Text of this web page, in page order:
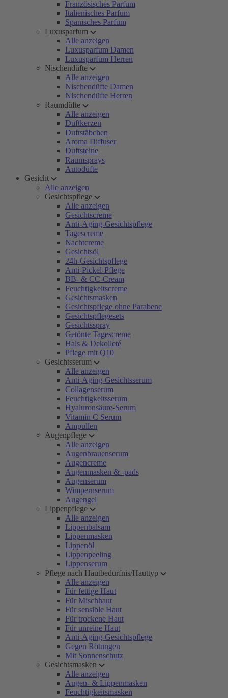
Französisches Parfum
Italienisches Parfum
Spanisches Parfum
Luxusparfum
Alle anzeigen
Luxusparfum Damen
Luxusparfum Herren
Nischendüfte
Alle anzeigen
Nischendüfte Damen
Nischendüfte Herren
Raumdüfte
Alle anzeigen
Duftkerzen
Duftstäbchen
Aroma Diffuser
Duftsteine
Raumsprays
Autodüfte
Gesicht
Alle anzeigen
Gesichtspflege
Alle anzeigen
Gesichtscreme
Anti-Aging-Gesichtspflege
Tagescreme
Nachtcreme
Gesichtsöl
24h-Gesichtspflege
Anti-Pickel-Pflege
BB- & CC-Cream
Feuchtigkeitscreme
Gesichtsmasken
Gesichtspflege ohne Parabene
Gesichtspflegesets
Gesichtsspray
Getönte Tagescreme
Hals & Dekolleté
Pflege mit Q10
Gesichtsserum
Alle anzeigen
Anti-Aging-Gesichtsserum
Collagenserum
Feuchtigkeitsserum
Hyaluronsäure-Serum
Vitamin C Serum
Ampullen
Augenpflege
Alle anzeigen
Augenbrauenserum
Augencreme
Augenmasken & -pads
Augenserum
Wimpernserum
Augengel
Lippenpflege
Alle anzeigen
Lippenbalsam
Lippenmasken
Lippenöl
Lippenpeeling
Lippenserum
Pflege nach Hautbedürfnis/Hauttyp
Alle anzeigen
Für fettige Haut
Für Mischhaut
Für sensible Haut
Für trockene Haut
Für unreine Haut
Anti-Aging-Gesichtspflege
Gegen Rötungen
Mit Sonnenschutz
Gesichtsmasken
Alle anzeigen
Augen- & Lippenmasken
Feuchtigkeitsmasken